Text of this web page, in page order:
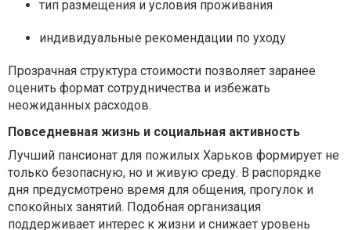
тип размещения и условия проживания
индивидуальные рекомендации по уходу
Прозрачная структура стоимости позволяет заранее
оценить формат сотрудничества и избежать
неожиданных расходов.
Повседневная жизнь и социальная активность
Лучший пансионат для пожилых Харьков формирует не
только безопасную, но и живую среду. В распорядке
дня предусмотрено время для общения, прогулок и
спокойных занятий. Подобная организация
поддерживает интерес к жизни и снижает уровень